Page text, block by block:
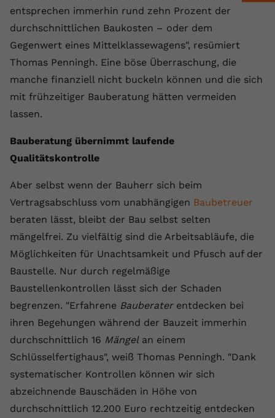
entsprechen immerhin rund zehn Prozent der
durchschnittlichen Baukosten – oder dem
Gegenwert eines Mittelklassewagens", resümiert
Thomas Penningh. Eine böse Überraschung, die
manche finanziell nicht buckeln können und die sich
mit frühzeitiger Bauberatung hätten vermeiden
lassen.
Bauberatung übernimmt laufende
Qualitätskontrolle
Aber selbst wenn der Bauherr sich beim
Vertragsabschluss vom unabhängigen Baubetreuer
beraten lässt, bleibt der Bau selbst selten
mängelfrei. Zu vielfältig sind die Arbeitsabläufe, die
Möglichkeiten für Unachtsamkeit und Pfusch auf der
Baustelle. Nur durch regelmäßige
Baustellenkontrollen lässt sich der Schaden
begrenzen. "Erfahrene Bauberaterentdecken bei
ihren Begehungen während der Bauzeit immerhin
durchschnittlich 16 Mängelan einem
Schlüsselfertighaus", weiß Thomas Penningh. "Dank
systematischer Kontrollen können wir sich
abzeichnende Bauschäden in Höhe von
durchschnittlich 12.200 Euro rechtzeitig entdecken
Laufzeit Session
Videopräferenzen des Nutzers zu
speichern, der eingebettete YouTube-
Videos verwendet.